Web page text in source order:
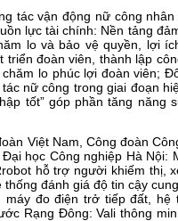
tác vận động nữ công
lực tài chính: Nền tảng
lo và bảo vệ quyền, lợi
đoàn viên, thành lập
lo phúc lợi đoàn viên;
nữ công trong giai đoạn
tốt” góp phần tăng năng
Việt Nam, Công đoàn
học Công nghiệp Hà Nội:
hỗ trợ người khiếm thị,
đánh giá độ tin cậy
đo điện trở tiếp đất, hệ
Rạng Đông: Vali thông